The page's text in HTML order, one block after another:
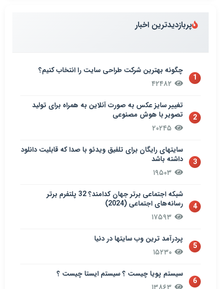
پربازدیدترین اخبار
1
چگونه بهترین شرکت طراحی سایت را انتخاب کنیم؟
2
تغییر سایز عکس به صورت آنلاین به همراه برای تولید
تصویر با هوش مصنوعی
3
سایتهای رایگان برای تلفیق ویدئو با صدا که قابلیت دانلود
داشته باشد
4
شبکه اجتماعی برتر جهان کدامند؟ 32 پلتفرم برتر
رسانه‌های اجتماعی (2024)
5
پردرآمد ترین وب سایتها در دنیا
۱۵۲۳۰
6
سيستم پويا چیست ؟ سيستم ایستا چیست ؟